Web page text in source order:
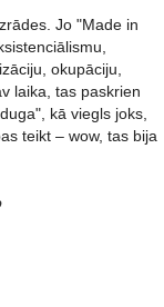
Jo "Made in
okupāciju,
laika, tas paskrien
kā viegls joks,
teikt – wow, tas bija